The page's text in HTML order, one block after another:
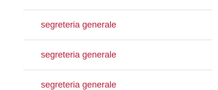
segreteria generale
segreteria generale
segreteria generale